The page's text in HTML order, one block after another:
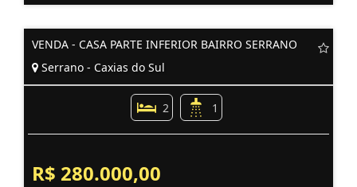
VENDA - CASA PARTE INFERIOR BAIRRO SERRANO
Serrano - Caxias do Sul
2 1
R$ 280.000,00